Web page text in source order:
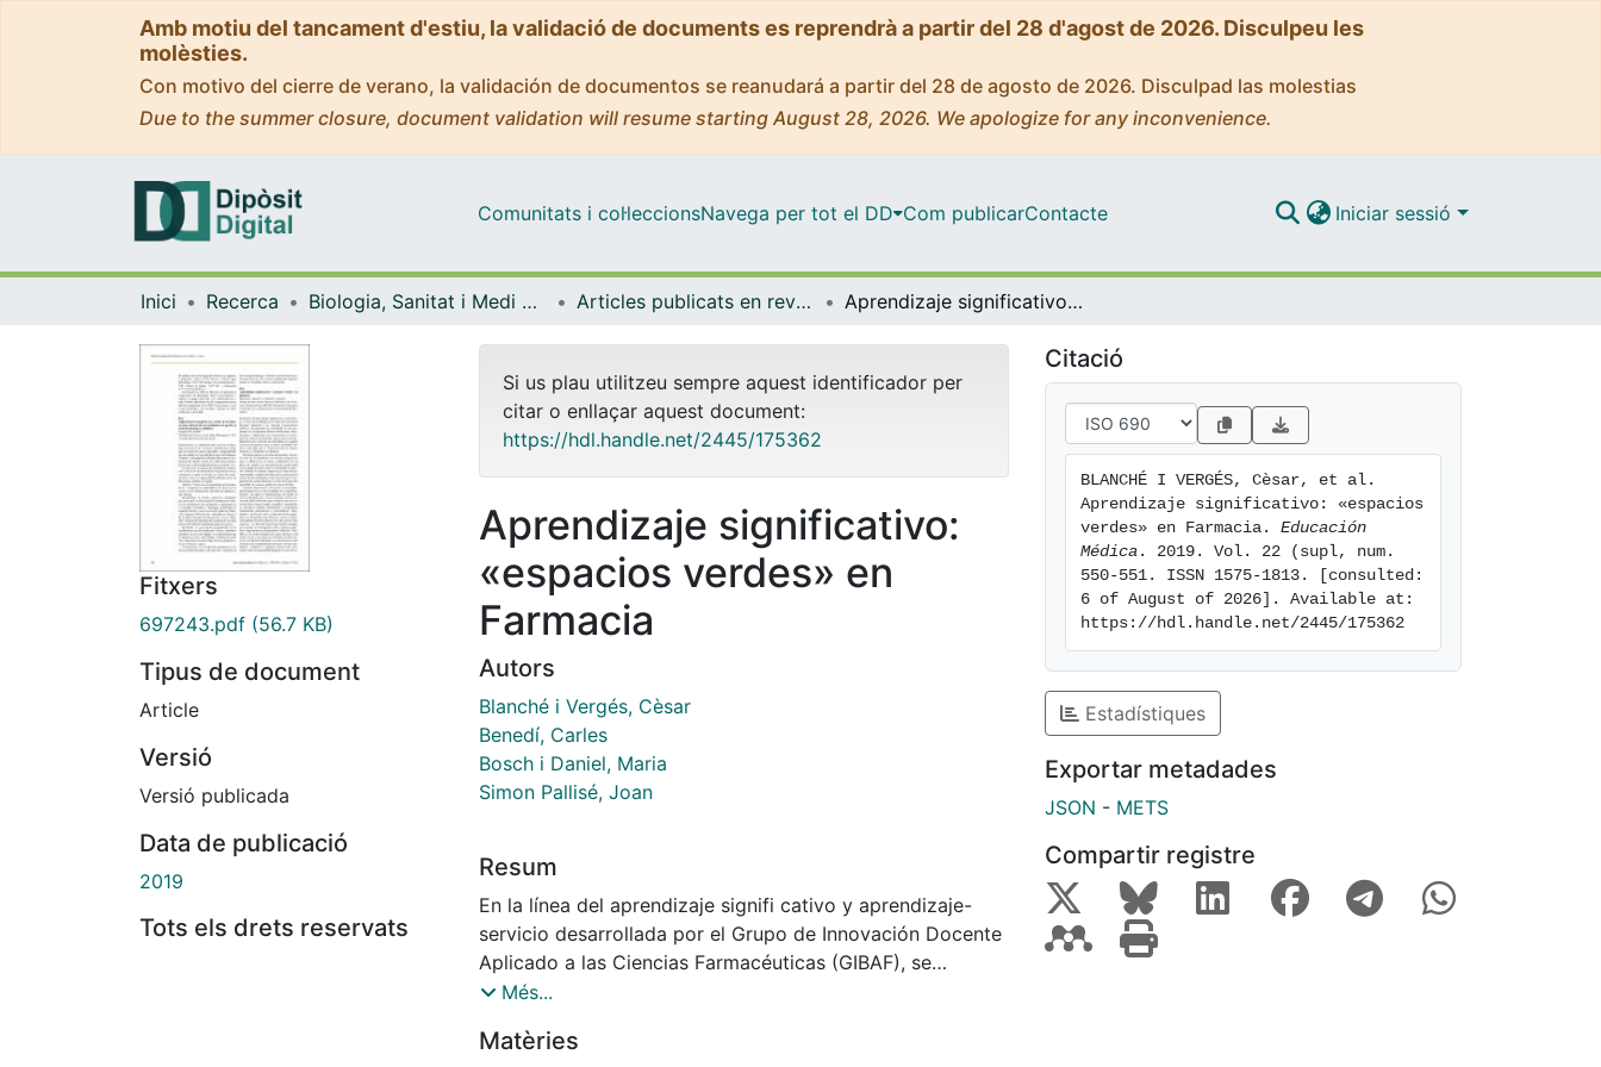
Amb motiu del tancament d'estiu, la validació de documents es reprendrà a partir del 28 d'agost de 2026. Disculpeu les
molèsties.
Con motivo del cierre de verano, la validación de documentos se reanudará a partir del 28 de agosto de 2026. Disculpad las molestias
Due to the summer closure, document validation will resume starting August 28, 2026. We apologize for any inconvenience.
Comunitats i col·leccionsNavega per tot el DD Com publicarContacte Iniciar sessió
Inici Recerca Biologia, Sanitat i Medi Ambient Articles publicats en revistes (Biologia, Sanitat i Medi Ambient) Aprendizaje significativo: «espacios verdes» en Farmacia
Fitxers
697243.pdf (56.7 KB)
Tipus de document
Article
Versió
Versió publicada
Data de publicació
2019
Tots els drets reservats
Si us plau utilitzeu sempre aquest identificador per
citar o enllaçar aquest document:
https://hdl.handle.net/2445/175362
Aprendizaje significativo:
«espacios verdes» en
Farmacia
Autors
Blanché i Vergés, Cèsar
Benedí, Carles
Bosch i Daniel, Maria
Simon Pallisé, Joan
Resum
En la línea del aprendizaje signifi cativo y aprendizaje-
servicio desarrollada por el Grupo de Innovación Docente
Aplicado a las Ciencias Farmacéuticas (GIBAF), se
presentan las actividades de los estudiantes de la
Bioprospección enmarcadas en el proyecto de innovación
Més...
Matèries
Citació
BLANCHÉ I VERGÉS, Cèsar, et al.
Aprendizaje significativo: «espacios
verdes» en Farmacia. Educación
Médica . 2019. Vol. 22 (supl, num.
550-551. ISSN 1575-1813. [consulted:
6 of August of 2026]. Available at:
https://hdl.handle.net/2445/175362
Estadístiques
Exportar metadades
JSON - METS
Compartir registre